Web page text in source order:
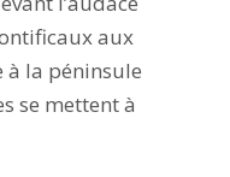
aux
à la péninsule
se mettent à